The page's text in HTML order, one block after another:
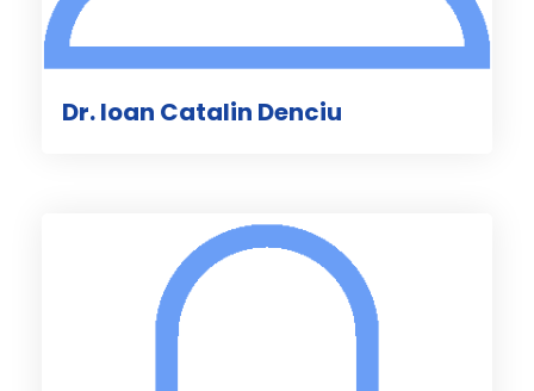
Dr. Ioan Catalin Denciu